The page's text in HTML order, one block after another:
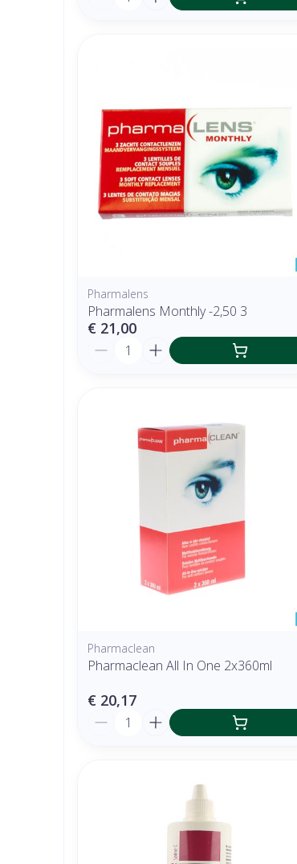
Pharmalens
Pharmalens Monthly -2,50 3
€ 21,00
Aantal
Pharmaclean
Pharmaclean All In One 2x360ml
€ 20,17
Aantal